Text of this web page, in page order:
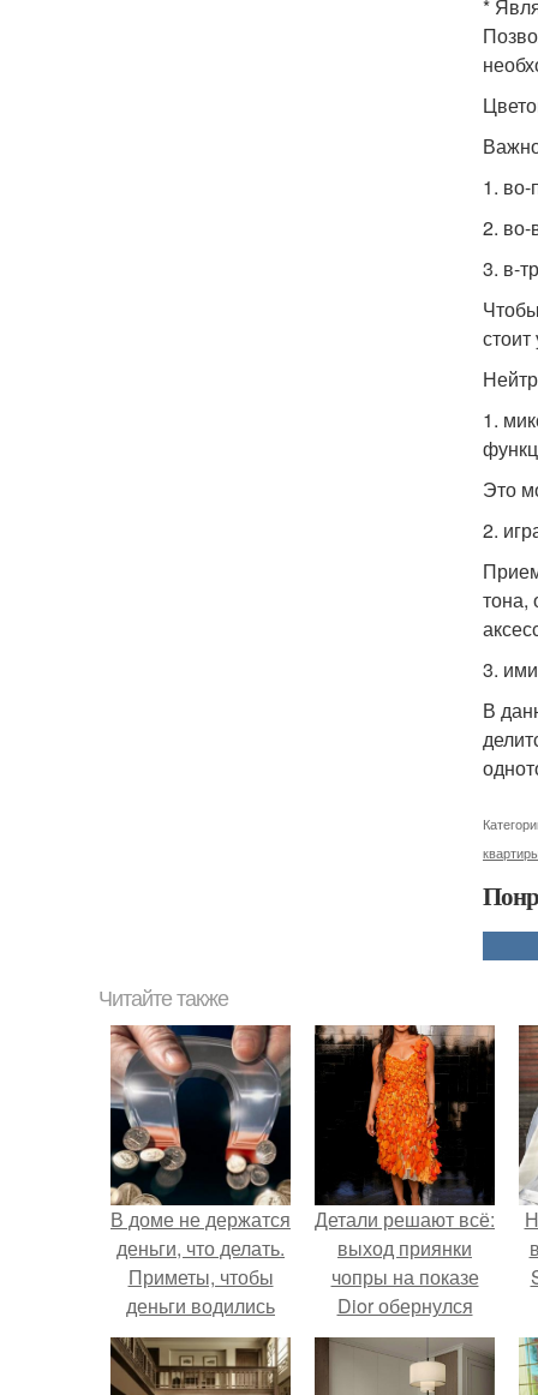
*
1. во-
2. во-
3. в-
1.
Это
2.
тона,
3.
В
квартиры
Читайте также
В доме не держатся
деньги, что делать.
Приметы, чтобы
деньги водились
Детали решают всё:
выход приянки
чопры на показе
Dior обернулся
шквалом критики
из-за небрежного
в